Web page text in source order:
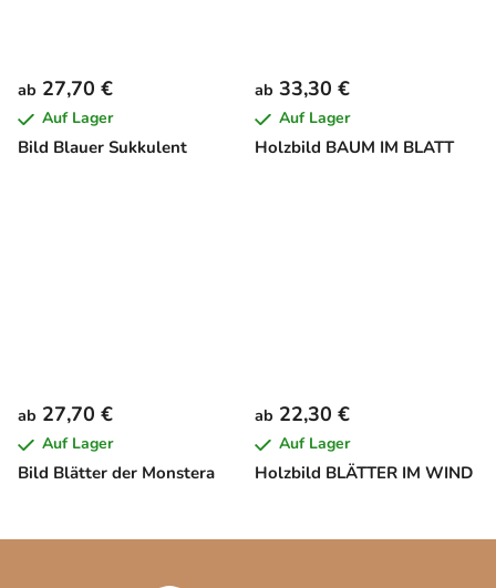
Bild Blauer Sukkulent
ab 27,70 €
Auf Lager
Holzbild BAUM IM BLATT
ab 33,30 €
Auf Lager
Bild Blätter der Monstera
ab 27,70 €
Auf Lager
Holzbild BLÄTTER IM WIND
ab 22,30 €
Auf Lager